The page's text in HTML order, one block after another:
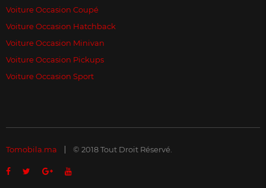
Voiture Occasion Coupé
Voiture Occasion Hatchback
Voiture Occasion Minivan
Voiture Occasion Pickups
Voiture Occasion Sport
Tomobila.ma © 2018 Tout Droit Réservé.